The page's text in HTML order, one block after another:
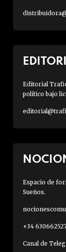
Editorial
político bajo
Espacio de
Sueños.
+34
Canal de